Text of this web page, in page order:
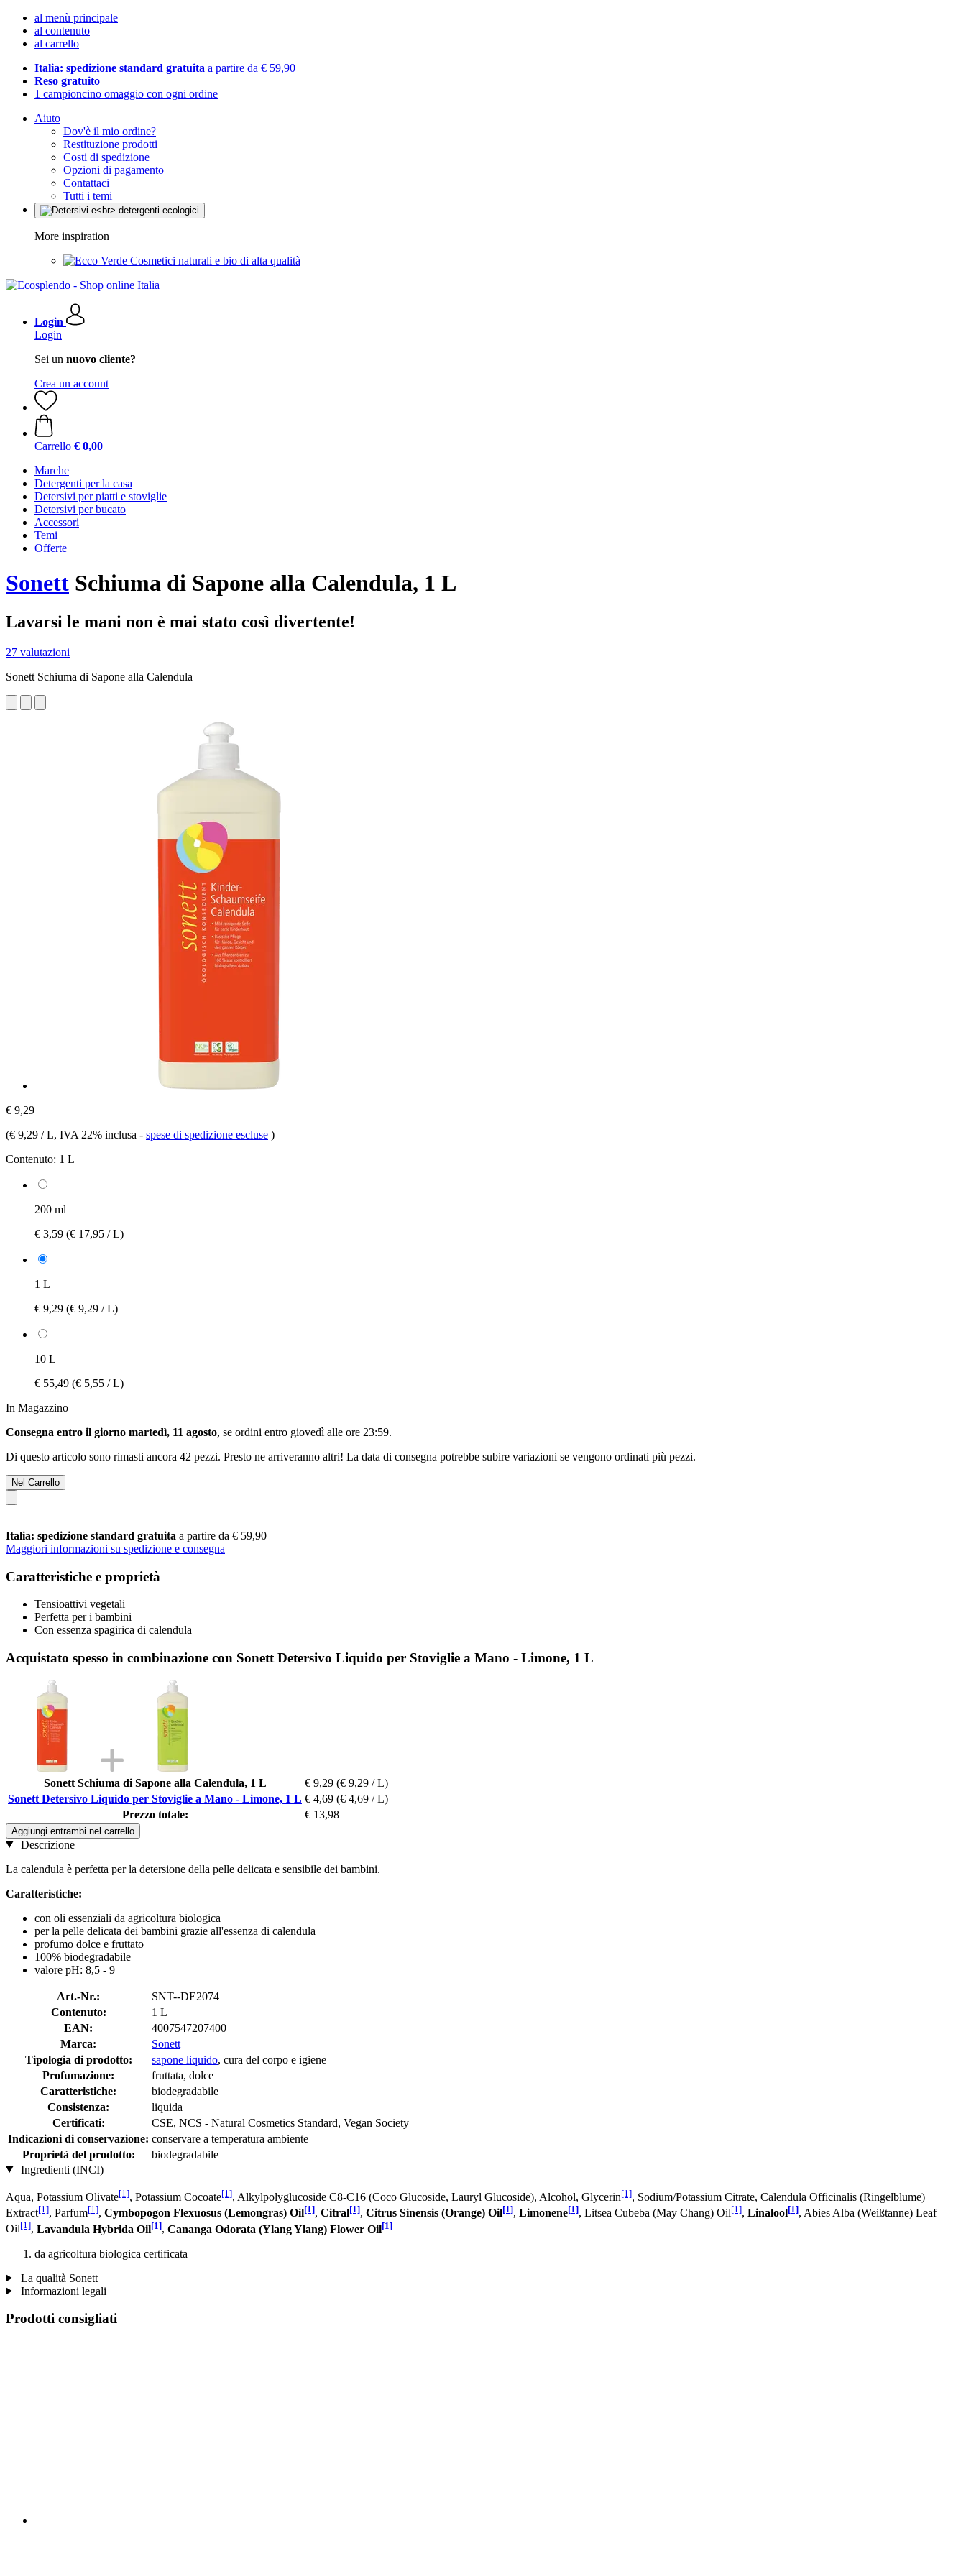
al menù principale
al contenuto
al carrello
Italia: spedizione standard gratuita a partire da € 59,90
Reso gratuito
1 campioncino omaggio con ogni ordine
Aiuto
Dov'è il mio ordine?
Restituzione prodotti
Costi di spedizione
Opzioni di pagamento
Contattaci
Tutti i temi
More inspiration
Cosmetici naturali e bio di alta qualità
Login
Login
Sei un nuovo cliente?
Crea un account
Carrello € 0,00
Marche
Detergenti per la casa
Detersivi per piatti e stoviglie
Detersivi per bucato
Accessori
Temi
Offerte
Sonett Schiuma di Sapone alla Calendula, 1 L
Lavarsi le mani non è mai stato così divertente!
27 valutazioni
Sonett Schiuma di Sapone alla Calendula
€ 9,29
(€ 9,29 / L, IVA 22% inclusa - spese di spedizione escluse )
Contenuto: 1 L
200 ml
€ 3,59 (€ 17,95 / L)
1 L
€ 9,29 (€ 9,29 / L)
10 L
€ 55,49 (€ 5,55 / L)
In Magazzino
Consegna entro il giorno martedì, 11 agosto, se ordini entro giovedì alle ore 23:59.
Di questo articolo sono rimasti ancora 42 pezzi. Presto ne arriveranno altri! La data di consegna potrebbe subire variazioni se vengono ordinati più pezzi.
Nel Carrello
Italia: spedizione standard gratuita a partire da € 59,90
Maggiori informazioni su spedizione e consegna
Caratteristiche e proprietà
Tensioattivi vegetali
Perfetta per i bambini
Con essenza spagirica di calendula
Acquistato spesso in combinazione con Sonett Detersivo Liquido per Stoviglie a Mano - Limone, 1 L
Sonett Schiuma di Sapone alla Calendula, 1 L € 9,29 (€ 9,29 / L)
Sonett Detersivo Liquido per Stoviglie a Mano - Limone, 1 L € 4,69 (€ 4,69 / L)
Prezzo totale:
€ 13,98
Aggiungi entrambi nel carrello
Descrizione
La calendula è perfetta per la detersione della pelle delicata e sensibile dei bambini.
Caratteristiche:
con oli essenziali da agricoltura biologica
per la pelle delicata dei bambini grazie all'essenza di calendula
profumo dolce e fruttato
100% biodegradabile
valore pH: 8,5 - 9
Art.-Nr.:
SNT--DE2074
Contenuto:
1 L
EAN:
4007547207400
Marca:
Sonett
Tipologia di prodotto:
sapone liquido, cura del corpo e igiene
Profumazione:
fruttata, dolce
Caratteristiche:
biodegradabile
Consistenza:
liquida
Certificati:
CSE, NCS - Natural Cosmetics Standard, Vegan Society
Indicazioni di conservazione: conservare a temperatura ambiente
Proprietà del prodotto:
biodegradabile
Ingredienti (INCI)
Aqua, Potassium Olivate[1], Potassium Cocoate[1], Alkylpolyglucoside C8-C16 (Coco Glucoside, Lauryl Glucoside), Alcohol, Glycerin[1], Sodium/Potassium Citrate, Calendula Officinalis (Ringelblume)
Extract[1], Parfum[1], Cymbopogon Flexuosus (Lemongras) Oil[1], Citral[1], Citrus Sinensis (Orange) Oil[1], Limonene[1], Litsea Cubeba (May Chang) Oil[1], Linalool[1], Abies Alba (Weißtanne) Leaf
Oil[1], Lavandula Hybrida Oil[1], Cananga Odorata (Ylang Ylang) Flower Oil[1]
da agricoltura biologica certificata
La qualità Sonett
Informazioni legali
Prodotti consigliati